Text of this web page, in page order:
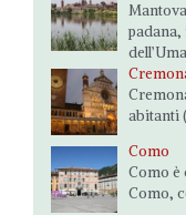
padana,
abitanti
Como
Como è
Como,